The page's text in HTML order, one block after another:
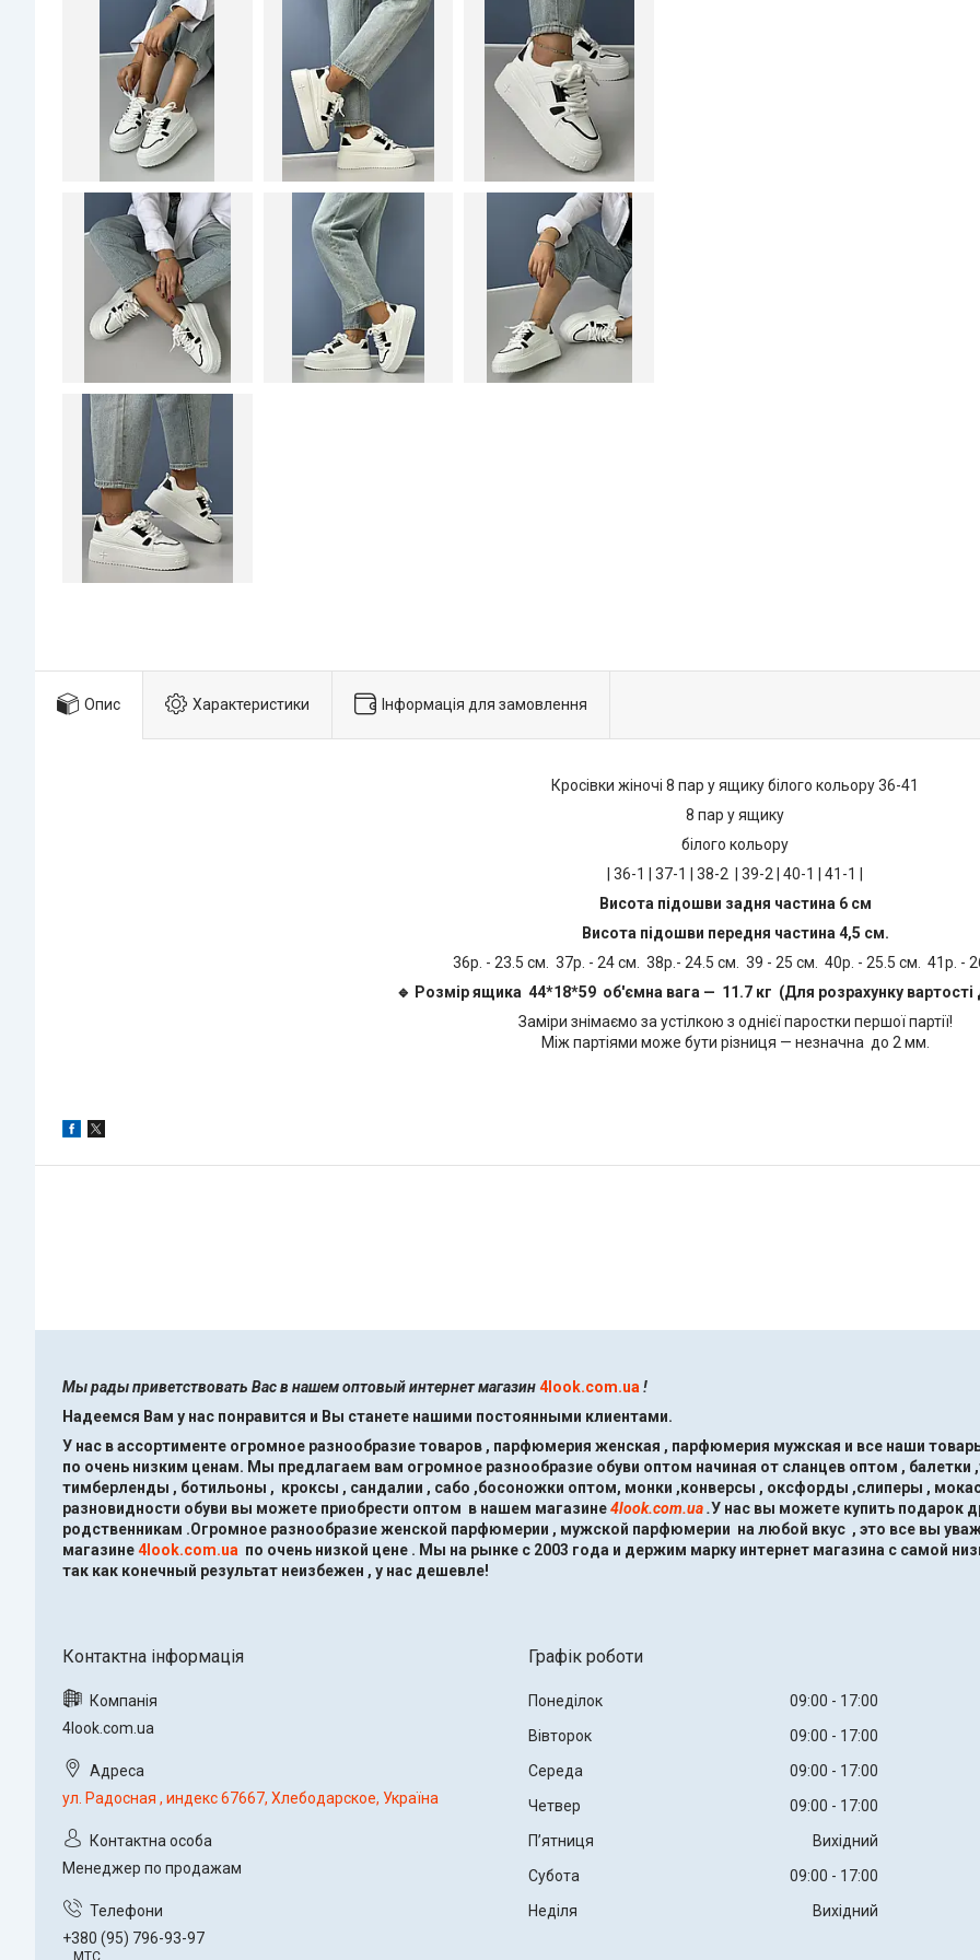
Опис Характеристики Інформація для замовлення
Кросівки жіночі 8 пар у ящику білого кольору 36-41
8 пар у ящику
білого кольору
| 36-1 | 37-1 | 38-2 | 39-2 | 40-1 | 41-1 |
Висота підошви задня частина 6 см
Висота підошви передня частина 4,5 см.
36р. - 23.5 см. 37р. - 24 см. 38р.- 24.5 см. 39 - 25 см. 40р. - 25.5 см. 41р. -
🔹 Розмір ящика 44*18*59 об'ємна вага — 11.7 кг (Для розрахунку вартості
Заміри знімаємо за устілкою з однієї паростки першої партії!
Між партіями може бути різниця — незначна до 2 мм.
Мы рады приветствовать Вас в нашем оптовый интернет магазин4look.com.ua!
Надеемся Вам у нас понравится и Вы станете нашими постоянными клиентами.
У нас в ассортименте огромное разнообразие товаров , парфюмерия женская , парфюмерия мужская и все наши
по очень низким ценам. Мы предлагаем вам огромное разнообразие обуви оптом начиная от сланцев оптом ,
тимберленды , ботильоны , кроксы , сандалии , сабо ,босоножки оптом, монки ,конверсы , оксфорды ,слиперы ,
разновидности обуви вы можете приобрести оптом в нашем магазине4look.com.ua.У нас вы можете купить подарок
родственникам .Огромное разнообразие женской парфюмерии , мужской парфюмерии на любой вкус , это все вы
магазине4look.com.ua по очень низкой цене . Мы на рынке с 2003 года и держим марку интернет магазина с самой
так как конечный результат неизбежен , у нас дешевле!
4look.com.ua
ул. Радосная , индекс 67667, Хлебодарское, Україна
Менеджер по продажам
+380 (95) 796-93-97
МТС
Графік роботи
Понеділок 09:00
17:00
Вівторок
09:00
17:00
Середа
09:00
17:00
Четвер
09:00
17:00
Пʼятниця
Вихідний
Субота
09:00
17:00
Неділя
Вихідний